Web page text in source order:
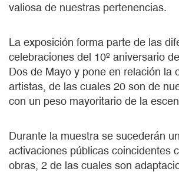
valiosa de nuestras pertenencias.
La exposición forma parte de las
celebraciones del 10º aniversario
Dos de Mayo y pone en relación la
artistas, de las cuales 20 son de
con un peso mayoritario de la
Durante la muestra se sucederán
activaciones públicas coincidentes
obras, 2 de las cuales son